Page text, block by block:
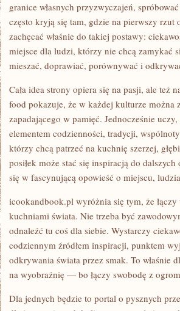
granice własnych przyzwyczajeń,
często kryją się tam, gdzie na pierwszy
zachęcać właśnie do takiej postawy:
miejsce dla ludzi, którzy nie chcą zamykać
mieszać, doprawiać, porównywać i
Cała idea strony opiera się na pasji, ale też
food pokazuje, że w każdej kulturze można
zapadającego w pamięć. Jednocześnie
elementem codzienności, tradycji,
którzy chcą patrzeć na kuchnię szerzej,
posiłek może stać się inspiracją do
się w fascynującą opowieść o miejscu,
icookandbook.pl wyróżnia się tym, że
kuchniami świata. Nie trzeba być
odnaleźć tu coś dla siebie. Wystarczy
codziennym źródłem inspiracji, punktem
odkrywania świata przez smak. To właśnie
na wyobraźnię — bo łączy swobodę z
Dla jednych będzie to portal o pysznych